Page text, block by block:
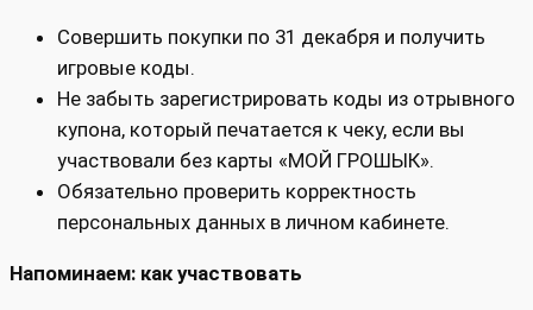
Совершить покупки по 31 декабря и получить
игровые коды.
Не забыть зарегистрировать коды из отрывного
купона, который печатается к чеку, если вы
участвовали без карты «МОЙ ГРОШЫК».
Обязательно проверить корректность
персональных данных в личном кабинете.
Напоминаем: как участвовать